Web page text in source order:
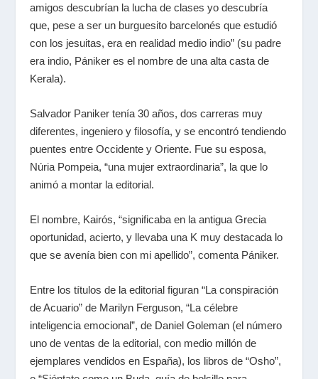
amigos descubrían la lucha de clases yo descubría
que, pese a ser un burguesito barcelonés que estudió
con los jesuitas, era en realidad medio indio” (su padre
era indio, Pániker es el nombre de una alta casta de
Kerala).
Salvador Paniker tenía 30 años, dos carreras muy
diferentes, ingeniero y filosofía, y se encontró tendiendo
puentes entre Occidente y Oriente. Fue su esposa,
Núria Pompeia, “una mujer extraordinaria”, la que lo
animó a montar la editorial.
El nombre, Kairós, “significaba en la antigua Grecia
oportunidad, acierto, y llevaba una K muy destacada lo
que se avenía bien con mi apellido”, comenta Pániker.
Entre los títulos de la editorial figuran “La conspiración
de Acuario” de Marilyn Ferguson, “La célebre
inteligencia emocional”, de Daniel Goleman (el número
uno de ventas de la editorial, con medio millón de
ejemplares vendidos en España), los libros de “Osho”,